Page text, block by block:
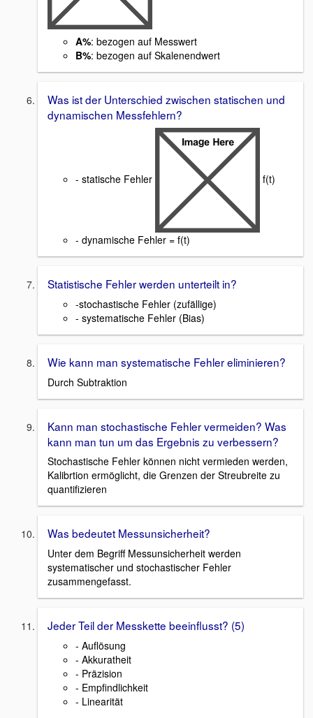
A%: bezogen auf Messwert
B%: bezogen auf Skalenendwert
Was ist der Unterschied zwischen statischen und
dynamischen Messfehlern?
- statische Fehler f(t)
- dynamische Fehler = f(t)
Statistische Fehler werden unterteilt in?
-stochastische Fehler (zufällige)
- systematische Fehler (Bias)
Wie kann man systematische Fehler eliminieren?
Durch Subtraktion
Kann man stochastische Fehler vermeiden? Was
kann man tun um das Ergebnis zu verbessern?
Stochastische Fehler können nicht vermieden werden,
Kalibrtion ermöglicht, die Grenzen der Streubreite zu
quantifizieren
Was bedeutet Messunsicherheit?
Unter dem Begriff Messunsicherheit werden
systematischer und stochastischer Fehler
zusammengefasst.
Jeder Teil der Messkette beeinflusst? (5)
- Auflösung
- Akkuratheit
- Präzision
- Empfindlichkeit
- Linearität